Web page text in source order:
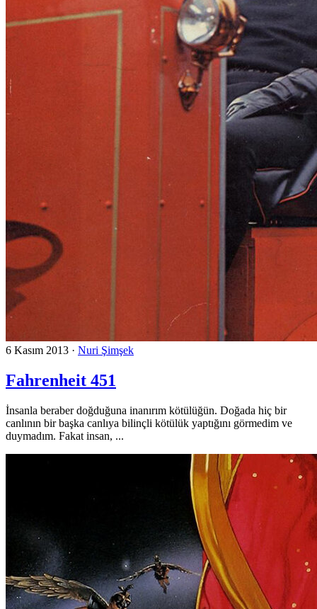
6 Kasım 2013 · Nuri Şimşek
Fahrenheit 451
İnsanla beraber doğduğuna inanırım kötülüğün. Doğada hiç bir
canlının bir başka canlıya bilinçli kötülük yaptığını görmedim ve
duymadım. Fakat insan, ...